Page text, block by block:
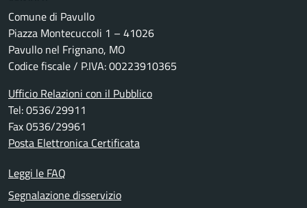
Comune di Pavullo
Piazza Montecuccoli 1 – 41026
Pavullo nel Frignano, MO
Codice fiscale / P.IVA: 00223910365
Ufficio Relazioni con il Pubblico
Tel: 0536/29911
Fax 0536/29961
Posta Elettronica Certificata
Leggi le FAQ
Segnalazione disservizio